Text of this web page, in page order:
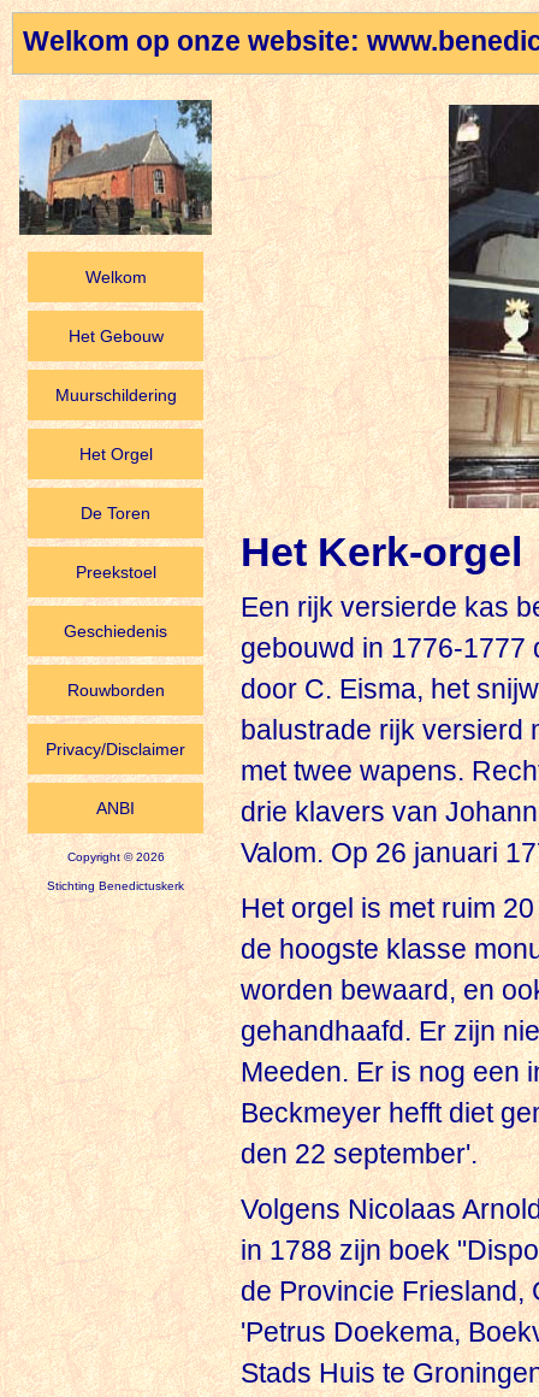
Welkom op onze website:
Welkom
Het Gebouw
Muurschildering
Het Orgel
De Toren
Preekstoel
Geschiedenis
Rouwborden
Privacy/Disclaimer
ANBI
Copyright © 2026
Stichting Benedictuskerk
Het Kerk-orgel
Een rijk versierde kas
gebouwd in 1776-1777
door C. Eisma, het
balustrade rijk versierd
met twee wapens.
drie klavers van
Valom. Op 26 januari
Het orgel is met ruim
de hoogste klasse
worden bewaard, en
gehandhaafd. Er zijn
Meeden. Er is nog een
Beckmeyer hefft diet
den 22 september'.
Volgens Nicolaas
in 1788 zijn boek
de Provincie Friesland,
'Petrus Doekema,
Stads Huis te